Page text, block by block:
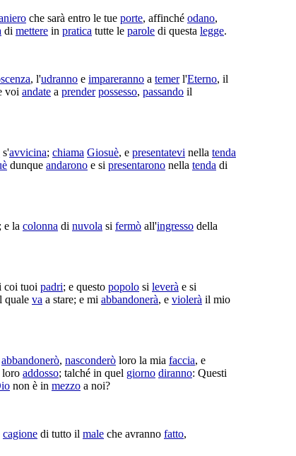
che sarà entro le tue porte, affinché odano,
di mettere in pratica tutte le parole di questa legge.
, l'udranno e impareranno a temerl'Eterno, il
voi andate a prender possesso, passando il
s'avvicina; chiama Giosuè, e presentatevi nella tenda
dunque andarono e si presentarono nella tenda di
; e la colonna di nuvola si fermò all'ingresso della
coi tuoi padri; e questo popolo si leverà e si
quale va a stare; e mi abbandonerà, e violerà il mio
abbandonerò, nasconderò loro la mia faccia, e
loro addosso; talché in quel giorno diranno: Questi
non è in mezzo a noi?
cagione di tutto il male che avranno fatto,